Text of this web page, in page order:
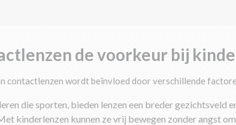
de voorkeur bij
contactlenzen wordt beïnvloed door verschillende
die sporten, bieden lenzen een breder gezichtsveld
kinderlenzen kunnen ze vrij bewegen zonder angst